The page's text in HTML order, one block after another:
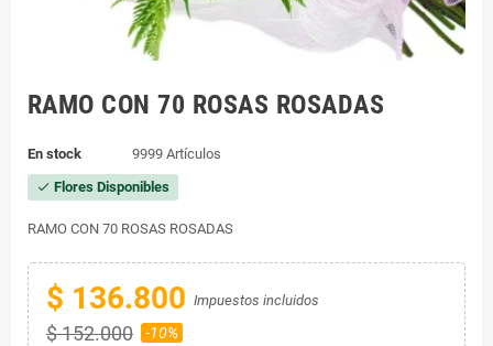
RAMO CON 70 ROSAS ROSADAS
En stock 9999 Artículos
check Flores Disponibles
RAMO CON 70 ROSAS ROSADAS
$ 136.800 Impuestos incluidos
$ 152.000 -10%